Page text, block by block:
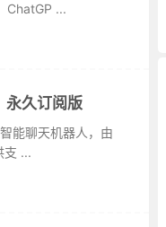
ChatGP ...
永久订阅版
能聊天机器人，由
支 ...